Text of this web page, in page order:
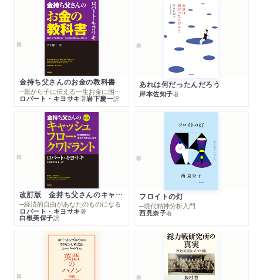
金持ち父さんのお金の教科書
─親から子に伝える一生お金に困らない考え方
ロバート・キヨサキ著岩下慶一訳
あれは何だったんだろう
岸本佐知子著
改訂版 金持ち父さんのキャッシュフロー・クワドラント
─経済的自由があなたのものになる
ロバート・キヨサキ著
白根美保子訳
フロイトの灯
─現代精神分析入門
西見奈子著